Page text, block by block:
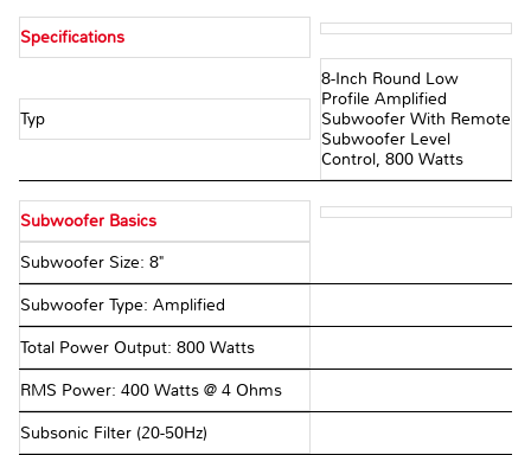
Specifications
Typ
8-Inch Round Low
Profile Amplified
Subwoofer With Remote
Subwoofer Level
Control, 800 Watts
Subwoofer Basics
Subwoofer Size: 8"
Subwoofer Type: Amplified
Total Power Output: 800 Watts
RMS Power: 400 Watts @ 4 Ohms
Subsonic Filter (20-50Hz)